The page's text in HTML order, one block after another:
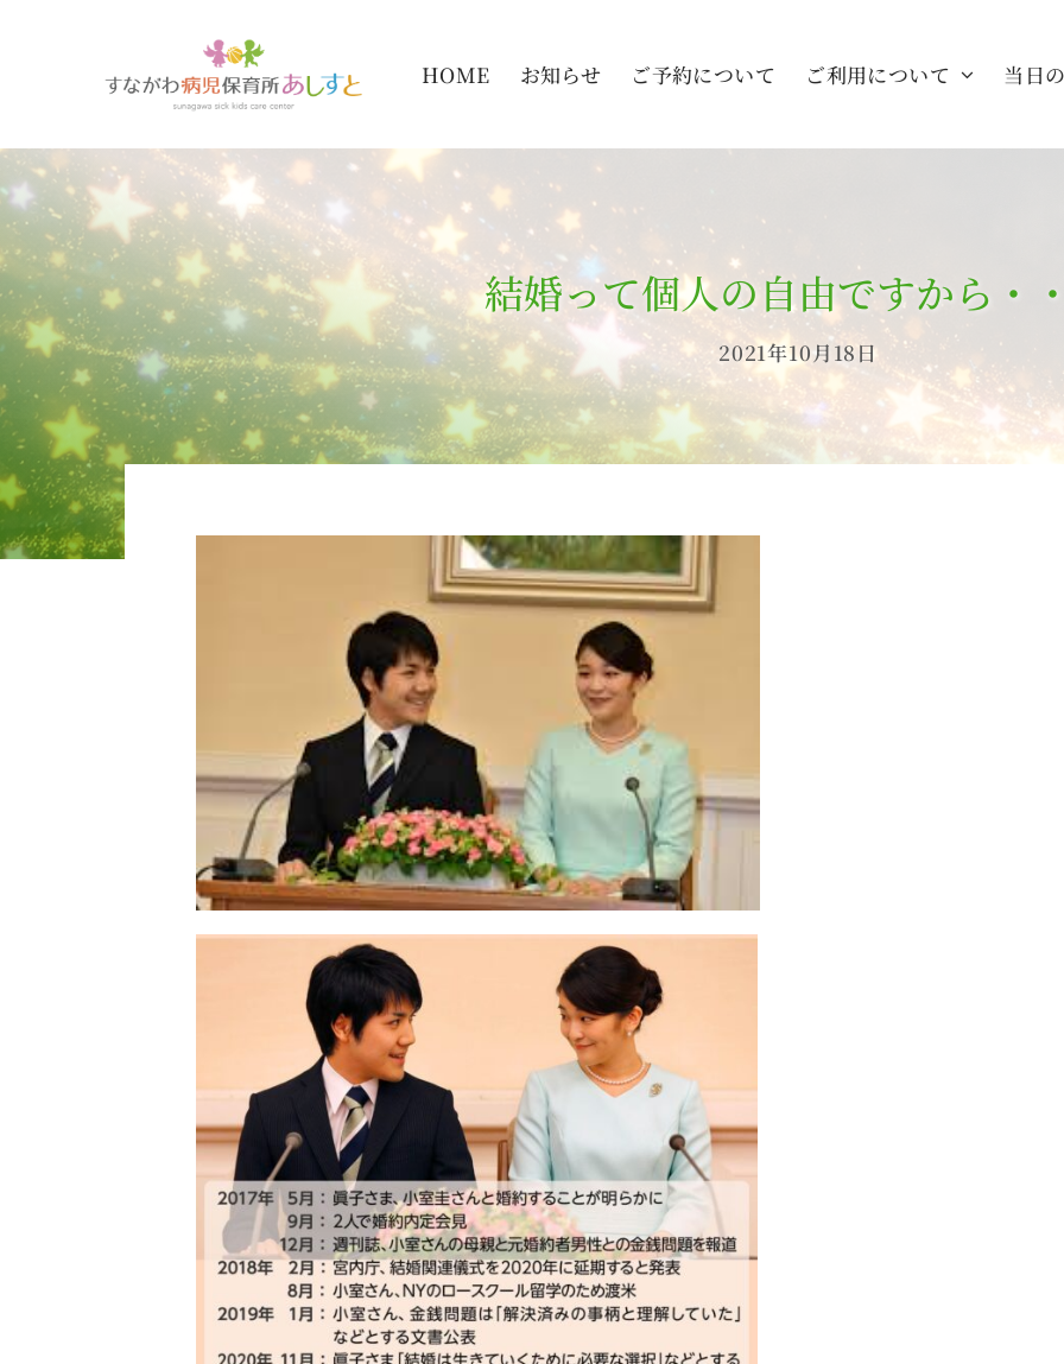
HOME お知らせ ご予約について ご利用について 当日
結婚って個人の自由ですから・
2021年10月18日